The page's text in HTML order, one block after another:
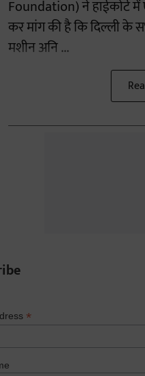
Foundation) ने हाईकोर्ट
कर मांग की है कि दिल्ली के
मशीन अनि ...
*